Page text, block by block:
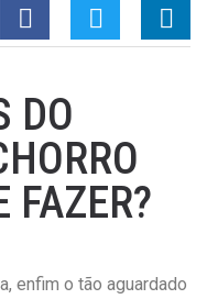
DO
FAZER?
enfim o tão aguardado